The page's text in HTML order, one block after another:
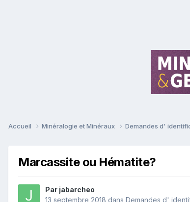
Accueil Minéralogie et Minéraux Demandes d'
Marcassite ou Hématite?
Par jabarcheo
13 septembre 2018 dans Demandes d'